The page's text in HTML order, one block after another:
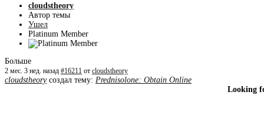
cloudstheory
Автор темы
Ушел
Platinum Member
Больше
2 мес. 3 нед. назад #16211 от cloudstheory
cloudstheoryсоздал тему: Prednisolone: Obtain Online
Looking